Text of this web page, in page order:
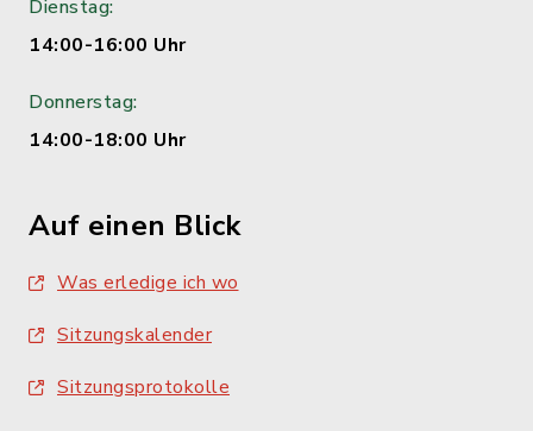
Dienstag:
14:00-16:00 Uhr
Donnerstag:
14:00-18:00 Uhr
Auf einen Blick
Was erledige ich wo
Sitzungskalender
Sitzungsprotokolle